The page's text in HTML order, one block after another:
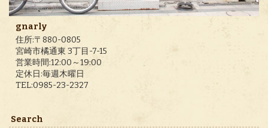
gnarly
住所:〒880-0805
宮崎市橘通東 3丁目-7-15
営業時間:12:00～19:00
定休日:毎週木曜日
TEL:0985-23-2327
Search